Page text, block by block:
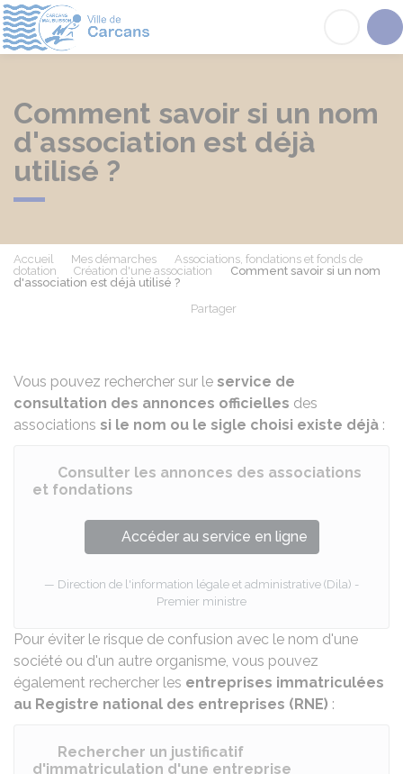
Comment savoir si un nom
d'association est déjà
utilisé ?
Accueil Mes démarches
Associations, fondations et fonds de
dotation
Création d'une association
Comment savoir si un nom
d'association est déjà utilisé ?
Partager
Vous pouvez rechercher sur le service de
consultation des annonces officielles des
associations si le nom ou le sigle choisi existe déjà :
Consulter les annonces des associations
et fondations
Accéder au service en ligne
Direction de l'information légale et administrative (Dila) -
Premier ministre
Pour éviter le risque de confusion avec le nom d'une
société ou d'un autre organisme, vous pouvez
également rechercher les entreprises immatriculées
au Registre national des entreprises (RNE) :
Rechercher un justificatif
d'immatriculation d'une entreprise